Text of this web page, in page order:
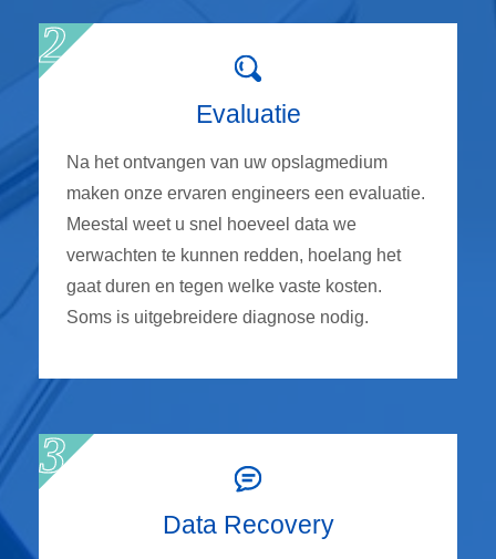
Evaluatie
Na het ontvangen van uw opslagmedium
maken onze ervaren engineers een evaluatie.
Meestal weet u snel hoeveel data we
verwachten te kunnen redden, hoelang het
gaat duren en tegen welke vaste kosten.
Soms is uitgebreidere diagnose nodig.
Data Recovery